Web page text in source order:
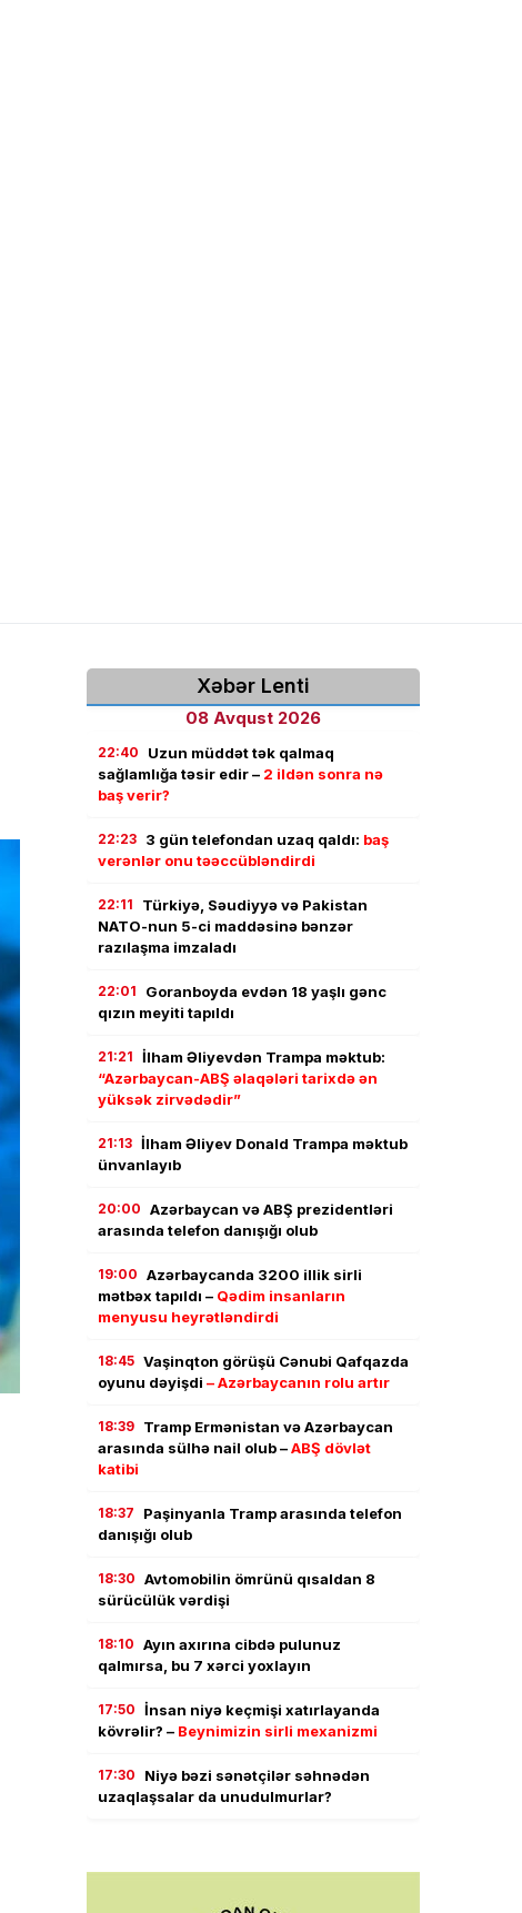
Xəbər Lenti
08 Avqust 2026
22:40
Uzun müddət tək qalmaq
sağlamlığa təsir edir – 2 ildən sonra nə
baş verir?
22:23 3 gün telefondan uzaq qaldı: baş
verənlər onu təəccübləndirdi
22:11
Türkiyə, Səudiyyə və Pakistan
NATO-nun 5-ci maddəsinə bənzər
razılaşma imzaladı
22:01
Goranboyda evdən 18 yaşlı gənc
qızın meyiti tapıldı
21:21 İlham Əliyevdən Trampa məktub:
“Azərbaycan-ABŞ əlaqələri tarixdə ən
yüksək zirvədədir”
21:13 İlham Əliyev Donald Trampa məktub
ünvanlayıb
20:00 Azərbaycan və ABŞ prezidentləri
arasında telefon danışığı olub
19:00 Azərbaycanda 3200 illik sirli
mətbəx tapıldı – Qədim insanların
menyusu heyrətləndirdi
18:45 Vaşinqton görüşü Cənubi Qafqazda
oyunu dəyişdi – Azərbaycanın rolu artır
18:39 Tramp Ermənistan və Azərbaycan
arasında sülhə nail olub –ABŞ dövlət
katibi
18:37
Paşinyanla Tramp arasında telefon
danışığı olub
18:30 Avtomobilin ömrünü qısaldan 8
sürücülük vərdişi
18:10 Ayın axırına cibdə pulunuz
qalmırsa, bu 7 xərci yoxlayın
17:50 İnsan niyə keçmişi xatırlayanda
kövrəlir? – Beynimizin sirli mexanizmi
17:30
Niyə bəzi sənətçilər səhnədən
uzaqlaşsalar da unudulmurlar?